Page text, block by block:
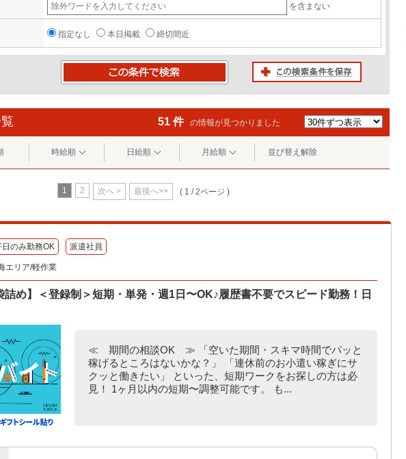
を含まない
指定なし 本日掲載 締切間近
51 件 の情報が見つかりました
時給順 日給順 月給順 並び替え解除
1 2 次へ > 最後へ>> ( 1 / 2ページ )
日のみ勤務OK 派遣社員
エリア/軽作業
詰め】＜登録制＞短期・単発・週1日〜OK♪履歴書不要でスピード勤務！日
≪ 期間の相談OK ≫ 「空いた期間・スキマ時間でパッと
稼げるところはないかな？」 「連休前のお小遣い稼ぎにサ
クッと働きたい」 といった、短期ワークをお探しの方は必
見！ 1ヶ月以内の短期〜調整可能です。 も...